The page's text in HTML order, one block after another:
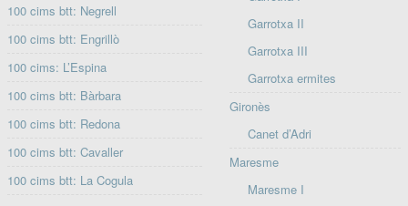
100 cims btt: Negrell
100 cims btt: Engrillò
100 cims: L’Espina
100 cims btt: Bàrbara
100 cims btt: Redona
100 cims btt: Cavaller
100 cims btt: La Cogula
Garrotxa II
Garrotxa III
Garrotxa ermites
Gironès
Canet d’Adri
Maresme
Maresme I